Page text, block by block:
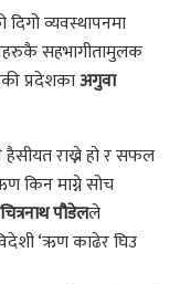
व्यवस्थापनमा
सहभागीतामुलक
प्रदेशकाअगुवा
राख्ने हो र सफल
किन माग्ने सोच
पौडेलले
‘ऋण काढेर घिउ